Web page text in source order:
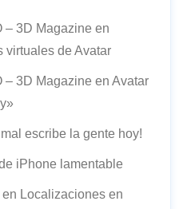
– 3D Magazine en
virtuales de Avatar
– 3D Magazine en Avatar
mal escribe la gente hoy!
iPhone lamentable
en Localizaciones en